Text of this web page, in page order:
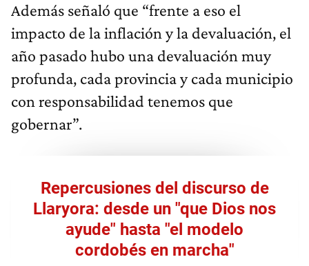
Además señaló que “frente a eso el
impacto de la inflación y la devaluación, el
año pasado hubo una devaluación muy
profunda, cada provincia y cada municipio
con responsabilidad tenemos que
gobernar”.
Repercusiones del discurso de
Llaryora: desde un "que Dios nos
ayude" hasta "el modelo
cordobés en marcha"